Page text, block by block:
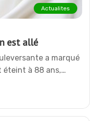
Actualites
est allé
a marqué
éteint à 88 ans,…